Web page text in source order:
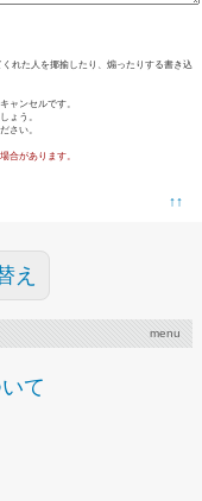
れた人を揶揄したり、煽ったりする書き込
ャンセルです。
ょう。
さい。
合があります。
↑↑
え
menu
て